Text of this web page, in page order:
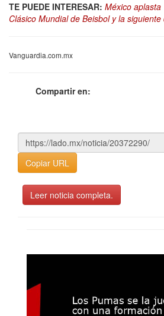
TE PUEDE INTERESAR: México
Clásico Mundial de Beisbol y la
Vanguardia.com.mx
Compartir en:
Copiar URL
Leer noticia completa.